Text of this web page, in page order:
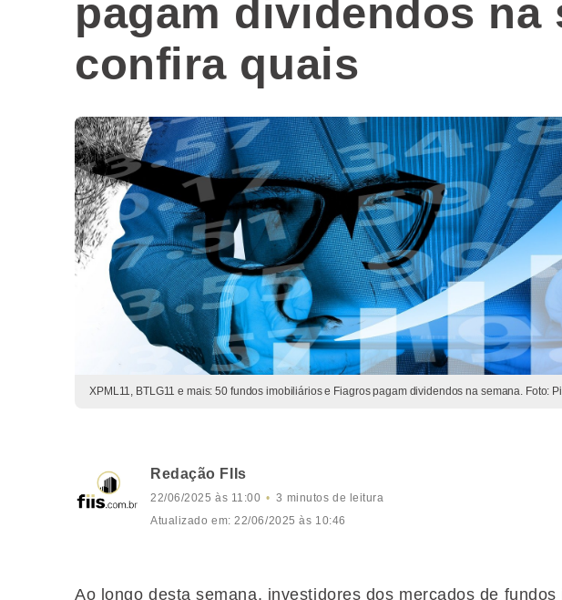
pagam dividendos na
confira quais
XPML11, BTLG11 e mais: 50 fundos imobiliários e Fiagros pagam dividendos na semana. Foto:
Redação FIIs
22/06/2025 às 11:00
3 minutos de leitura
Atualizado em: 22/06/2025 às 10:46
Ao longo desta semana, investidores dos mercados de